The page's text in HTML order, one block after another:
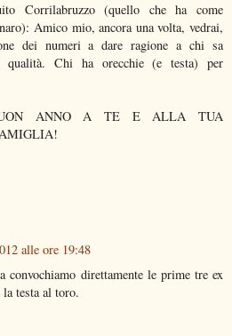
Corrilabruzzo (quello che ha come
Amico mio, ancora una volta, vedrai,
dei numeri a dare ragione a chi sa
qualità. Chi ha orecchie (e testa) per
ANNO A TE E ALLA TUA
alle ore 19:48
convochiamo direttamente le prime tre ex
la testa al toro.